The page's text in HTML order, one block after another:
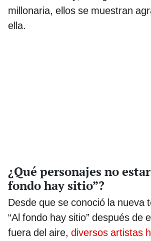
millonaria, ellos se muestran
ella.
¿Qué personajes no
fondo hay sitio”?
Desde que se conoció la nueva
“Al fondo hay sitio” después de
fuera del aire, diversos artistas